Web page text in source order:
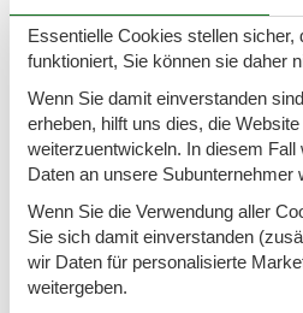
Rauchmelder
Aufzug
Balkon
Bügelbrett
Bügeleisen
Heizung
Essentielle Cookies stellen sicher,
funktioniert, Sie können sie daher
Wenn Sie damit einverstanden
erheben, hilft uns dies, die
weiterzuentwickeln. In diesem
Daten an unsere Subunternehmer
Wenn Sie die Verwendung aller
Sie sich damit einverstanden
wir Daten für personalisierte
weitergeben.